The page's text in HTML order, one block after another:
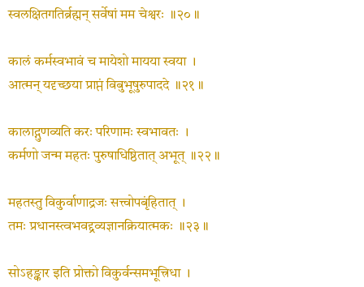
स्वलक्षितगतिर्ब्रह्मन् सर्वेषां मम चेश्वरः ॥२०॥
कालं कर्मस्वभावं च मायेशो मायया स्वया ।
आत्मन् यदृच्छया प्राप्तं विबुभूषुरुपाददे ॥२१॥
कालाद्गुणव्यति करः परिणामः स्वभावतः ।
कर्मणो जन्म महतः पुरुषाधिष्ठितात् अभूत् ॥२२॥
महतस्तु विकुर्वाणाद्रजः सत्त्वोपबृंहितात् ।
तमः प्रधानस्त्वभवद्द्रव्यज्ञानक्रियात्मकः ॥२३॥
सोऽहङ्कार इति प्रोक्तो विकुर्वन्समभूत्त्रिधा ।